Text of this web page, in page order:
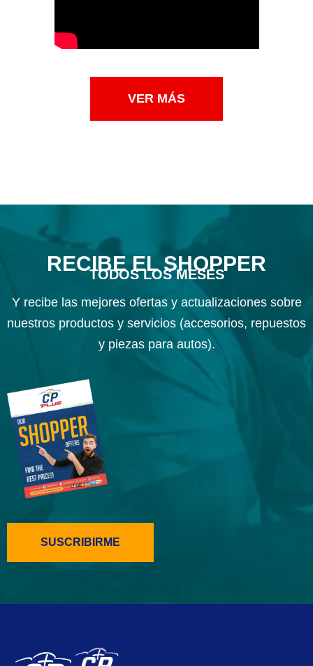
VER MÁS
RECIBE EL SHOPPER
TODOS LOS MESES
Y recibe las mejores ofertas y actualizaciones sobre
nuestros productos y servicios (accesorios, repuestos
y piezas para autos).
SUSCRIBIRME